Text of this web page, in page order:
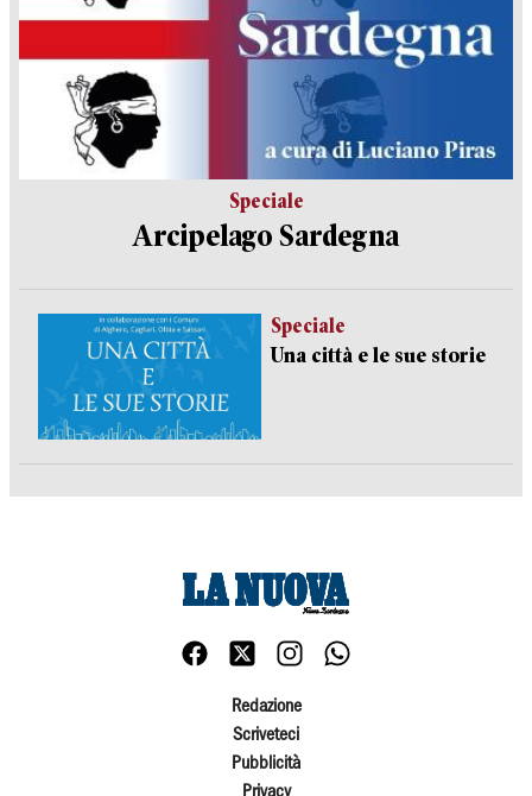
Speciale
Arcipelago Sardegna
Speciale
Una città e le sue storie
Redazione
Scriveteci
Pubblicità
Privacy